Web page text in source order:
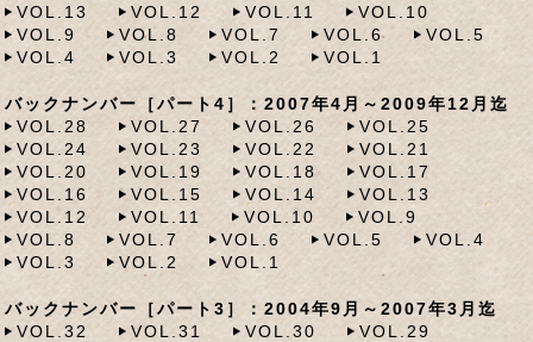
VOL.13
VOL.12 VOL.11
VOL.10
VOL.9
VOL.8 VOL.7 VOL.6
VOL.5
VOL.4
VOL.3 VOL.2 VOL.1
バックナンバー［パート4］：2007年4月～2009年12月迄
VOL.28
VOL.27 VOL.26
VOL.25
VOL.24
VOL.23 VOL.22
VOL.21
VOL.20
VOL.19 VOL.18
VOL.17
VOL.16
VOL.15 VOL.14
VOL.13
VOL.12
VOL.11 VOL.10
VOL.9
VOL.8
VOL.7 VOL.6 VOL.5
VOL.4
VOL.3
VOL.2 VOL.1
バックナンバー［パート3］：2004年9月～2007年3月迄
VOL.32
VOL.31 VOL.30
VOL.29